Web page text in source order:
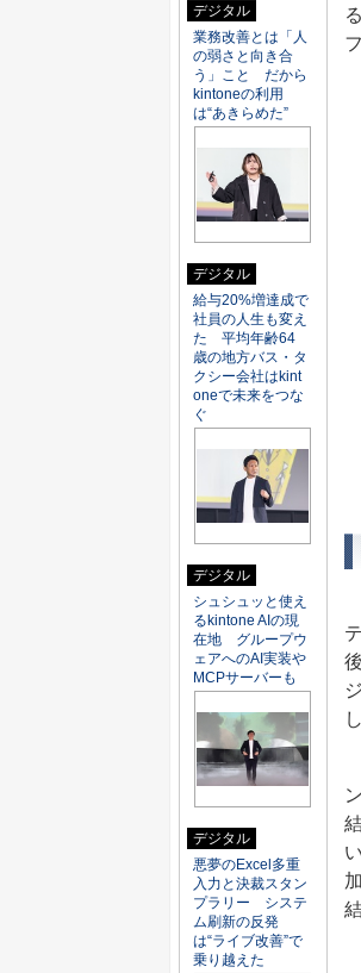
デジタル
業務改善とは「人
の弱さと向き合
う」こと だから
kintoneの利用
は“あきらめた”
デジタル
給与20%増達成で
社員の人生も変え
た 平均年齢64
歳の地方バス・タ
クシー会社はkint
oneで未来をつな
ぐ
デジタル
シュシュッと使え
るkintone AIの現
在地 グループウ
ェアへのAI実装や
MCPサーバーも
デジタル
悪夢のExcel多重
入力と決裁スタン
プラリー システ
ム刷新の反発
は“ライブ改善”で
乗り越えた